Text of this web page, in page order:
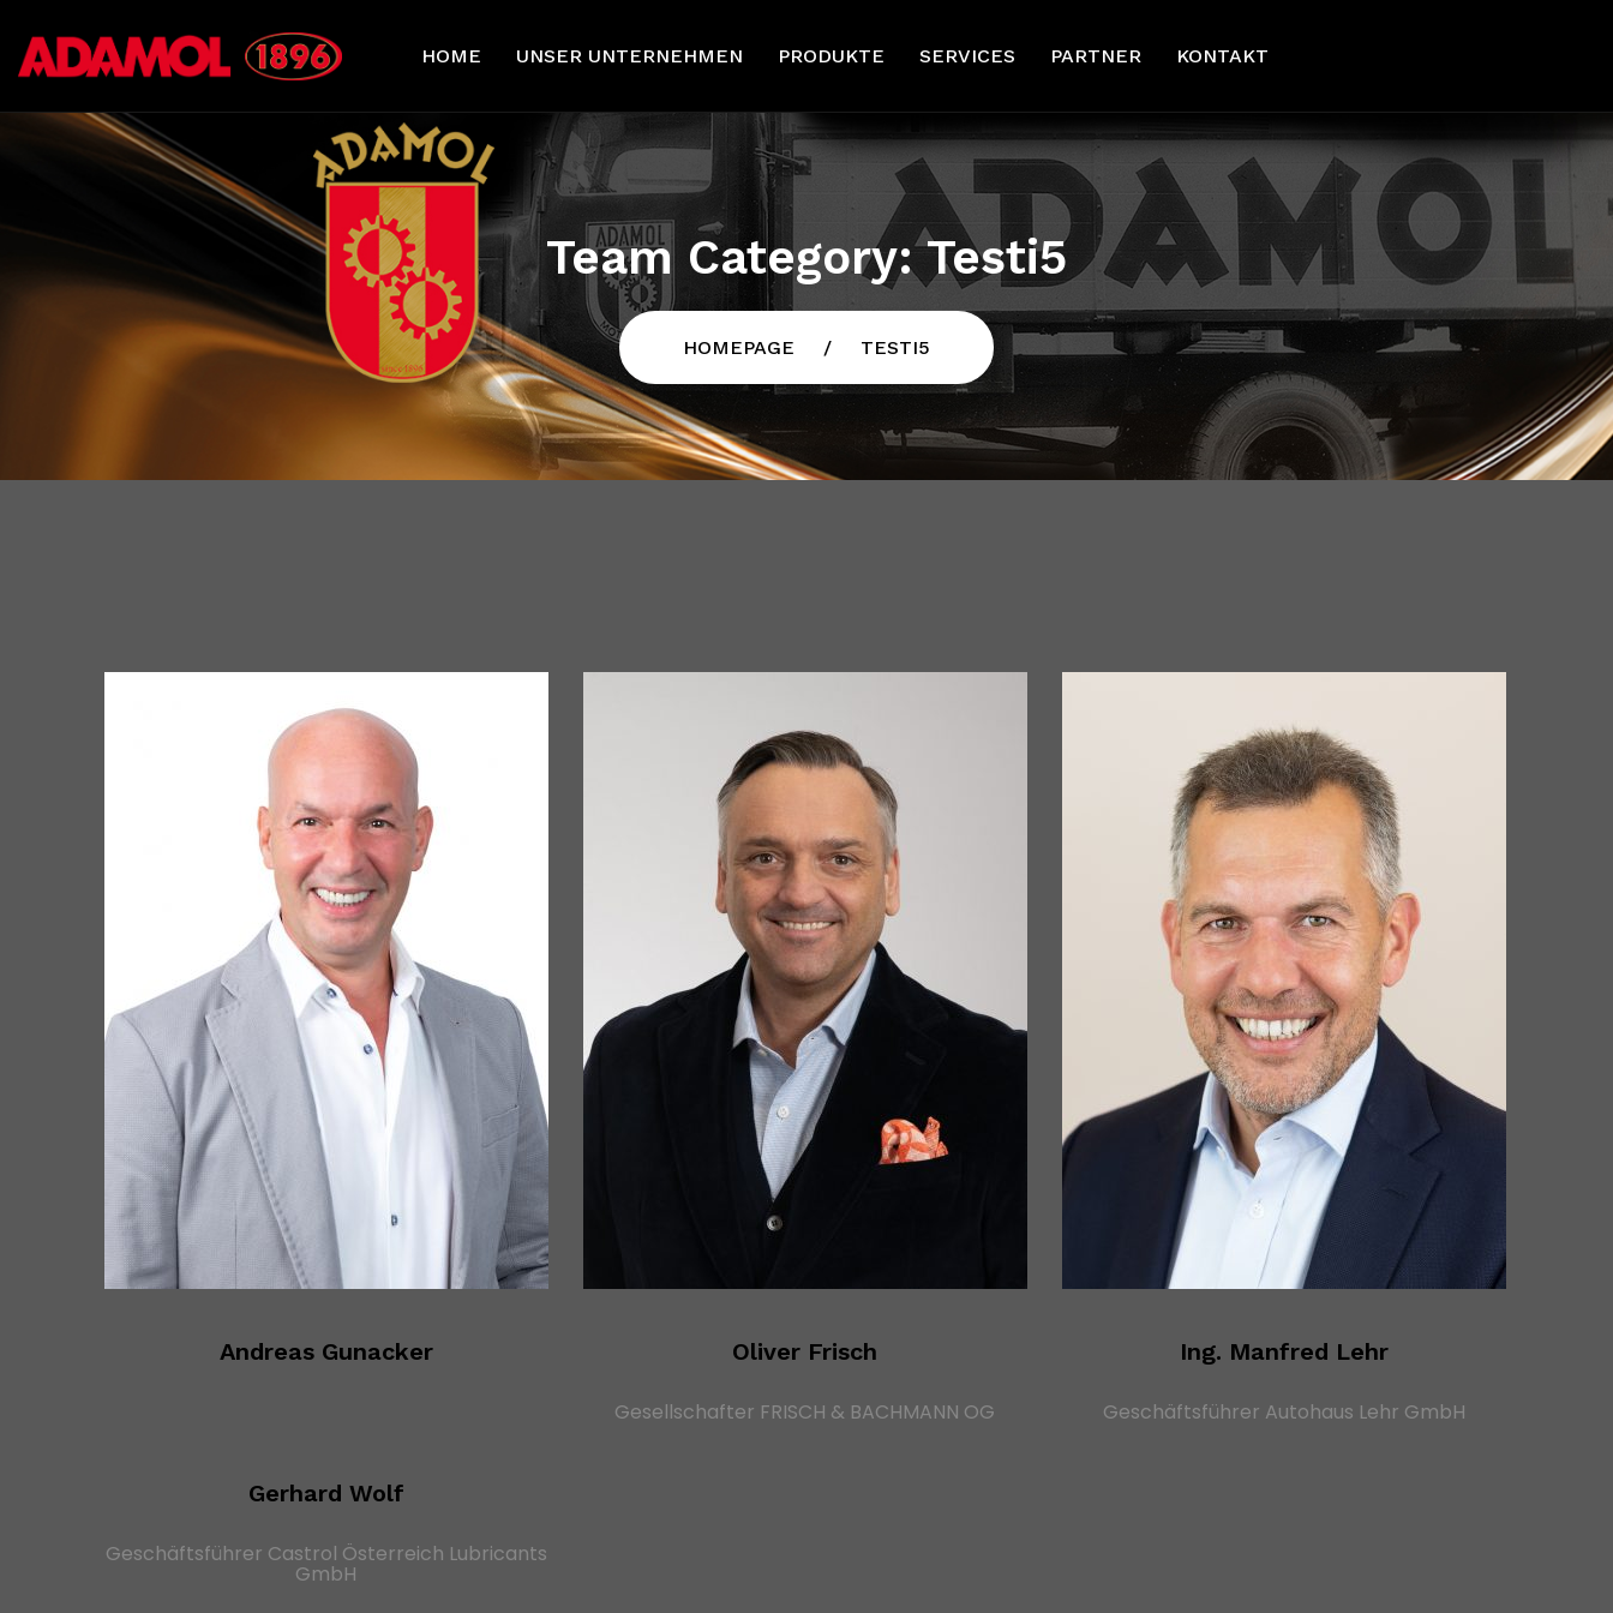
HOME UNSER UNTERNEHMEN PRODUKTE SERVICES PARTNER KONTAKT
Team Category:Testi5
HOMEPAGE TESTI5
Andreas Gunacker Oliver Frisch
Gesellschafter FRISCH & BACHMANN OG
Ing. Manfred Lehr
Geschäftsführer Autohaus Lehr GmbH
Gerhard Wolf
Geschäftsführer Castrol Österreich Lubricants
GmbH